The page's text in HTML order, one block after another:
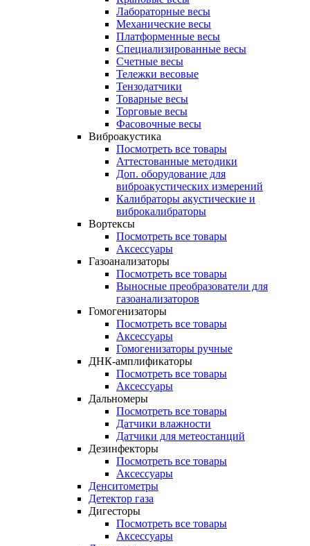
Лабораторные весы
Механические весы
Платформенные весы
Специализированные весы
Счетные весы
Тележки весовые
Тензодатчики
Товарные весы
Торговые весы
Фасовочные весы
Виброакустика
Посмотреть все товары
Аттестованные методики
Доп. оборудование для
виброакустических измерений
Калибраторы акустические и
виброкалибраторы
Вортексы
Посмотреть все товары
Аксессуары
Газоанализаторы
Посмотреть все товары
Выносные преобразователи для
газоанализаторов
Гомогенизаторы
Посмотреть все товары
Аксессуары
Гомогенизаторы ручные
ДНК-амплификаторы
Посмотреть все товары
Аксессуары
Дальномеры
Посмотреть все товары
Датчики влажности
Датчики для метеостанций
Дезинфекторы
Посмотреть все товары
Аксессуары
Денситометры
Детектор газа
Дигесторы
Посмотреть все товары
Аксессуары